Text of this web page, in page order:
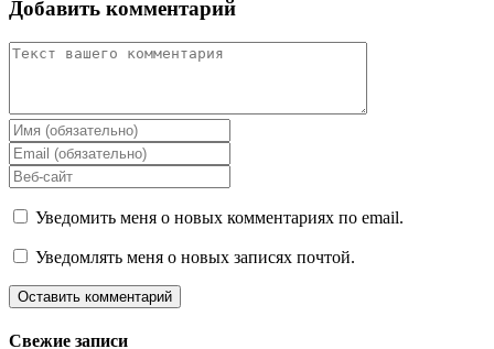
Добавить комментарий
Уведомить меня о новых комментариях по email.
Уведомлять меня о новых записях почтой.
Свежие записи